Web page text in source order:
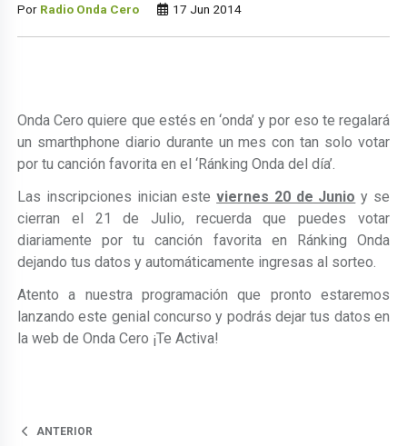
Por Radio Onda Cero 17 Jun 2014
Onda Cero quiere que estés en ‘onda’ y por eso te regalará
un smarthphone diario durante un mes con tan solo votar
por tu canción favorita en el ‘Ránking Onda del día’.
Las inscripciones inician esteviernes 20 de Junio y se
cierran el 21 de Julio, recuerda que puedes votar
diariamente por tu canción favorita en Ránking Onda
dejando tus datos y automáticamente ingresas al sorteo.
Atento a nuestra programación que pronto estaremos
lanzando este genial concurso y podrás dejar tus datos en
la web de Onda Cero ¡Te Activa!
ANTERIOR